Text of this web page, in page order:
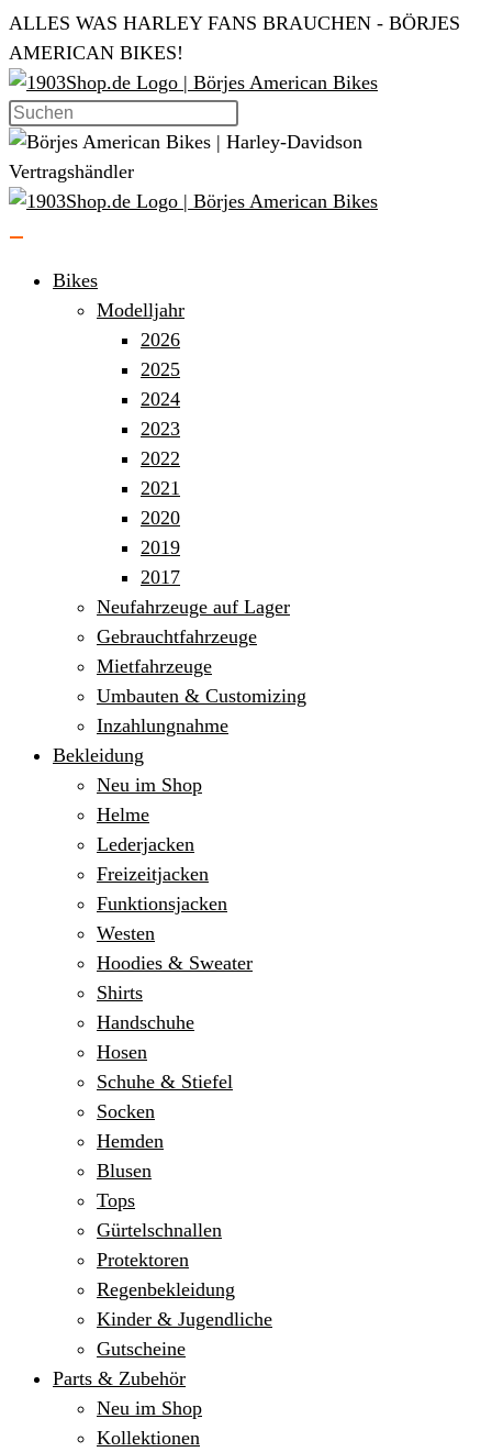
Zum
Inhalt
springen
ALLES WAS HARLEY FANS BRAUCHEN - BÖRJES
AMERICAN BIKES!
Bikes
Modelljahr
2026
2025
2024
2023
2022
2021
2020
2019
2017
Neufahrzeuge auf Lager
Gebrauchtfahrzeuge
Mietfahrzeuge
Umbauten & Customizing
Inzahlungnahme
Bekleidung
Neu im Shop
Helme
Lederjacken
Freizeitjacken
Funktionsjacken
Westen
Hoodies & Sweater
Shirts
Handschuhe
Hosen
Schuhe & Stiefel
Socken
Hemden
Blusen
Tops
Gürtelschnallen
Protektoren
Regenbekleidung
Kinder & Jugendliche
Gutscheine
Parts & Zubehör
Neu im Shop
Kollektionen